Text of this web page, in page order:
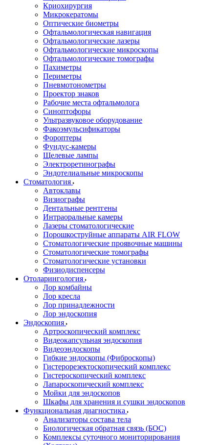
Криохирургия
Микрокератомы
Оптические биометры
Офтальмологическая навигация
Офтальмологические лазеры
Офтальмологические микроскопы
Офтальмологические томографы
Пахиметры
Периметры
Пневмотонометры
Проектор знаков
Рабочие места офтальмолога
Синоптофоры
Ультразвуковое оборудование
Факоэмульсификаторы
Фороптеры
Фундус-камеры
Щелевые лампы
Электроретинографы
Эндотелиальные микроскопы
Стоматология
Автоклавы
Визиографы
Дентальные рентгены
Интраоральные камеры
Лазеры стоматологические
Порошкоструйные аппараты AIR FLOW
Стоматологические проявочные машины
Стоматологические томографы
Стоматологические установки
Физиодиспенсеры
Отоларингология
Лор комбайны
Лор кресла
Лор принадлежности
Лор эндоскопия
Эндоскопия
Артроскопический комплекс
Видеокапсульная эндоскопия
Видеоэндоскопы
Гибкие эндоскопы (Фиброcкопы)
Гистерорезектоскопический комплекс
Гистероскопический комплекс
Лапароскопический комплекс
Мойки для эндоскопов
Шкафы для хранения и сушки эндоскопов
Функциональная диагностика
Анализаторы состава тела
Биологическая обратная связь (БОС)
Комплексы суточного мониторирования